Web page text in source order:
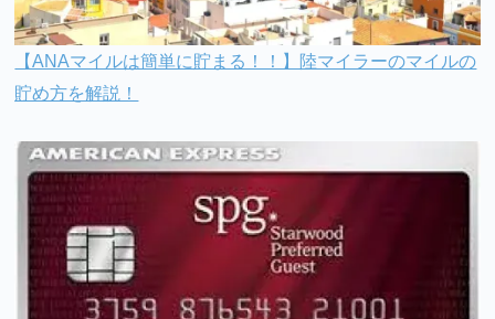
【ANAマイルは簡単に貯まる！！】陸マイラーのマイルの
貯め方を解説！